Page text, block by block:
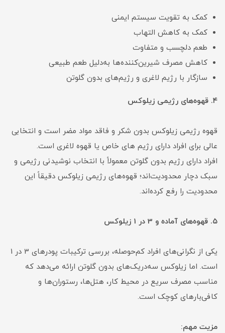
کمک به تقویت سیستم ایمنی
کمک به کاهش التهاب
طعم‌ دلچسب و متفاوت
کاهش مصرف شیرین‌کننده‌ها به‌دلیل طعم طبیعی
سازگار با رژیم لاغری و رژیم‌های بدون گلوتن
۴. قهوه‌های رژیمی زیلوکس
قهوه رژیمی زیلوکس بدون شکر و فاقد مواد مضر است و انتخابی
عالی برای افراد دارای رژیم های خاص یا قهوه لاغری است.
افراد دارای رژیم بدون گلوتن معمولاً با انتخاب نوشیدنی رژیمی و
سبک دچار محدودیت‌اند؛ قهوه‌های رژیمی زیلوکس دقیقاً این
محدودیت را رفع کرده‌اند.
۵. قهوه‌های آماده و 3 در 1 زیلوکس
یکی از نگرانی‌های افراد کم‌حوصله، بررسی ترکیبات پودرهای 3 در 1
است. اما زیلوکس سه‌در‌یک‌های بدون گلوتن ارائه می‌دهد که
مناسب مصرف سریع در محیط کار، هتل‌ها، رستوران‌ها و
کافی‌بارهای کوچک است.
مزیت مهم: